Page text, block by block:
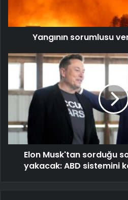
Yangının sorumlusu
Elon Musk'tan sorduğu
yakacak: ABD sistemini